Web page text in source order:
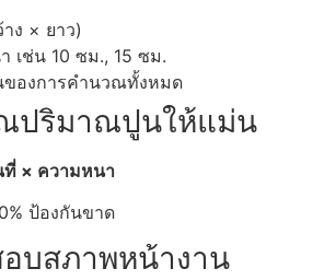
ง × ยาว)
เช่น 10 ซม., 15 ซม.
ของการคำนวณทั้งหมด
ปริมาณปูนให้แม่น
ที่ × ความหนา
ป้องกันขาด
บสภาพหน้างาน